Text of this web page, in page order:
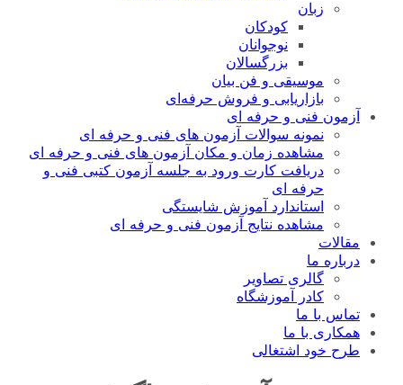
کودکان
نوجوانان
بزرگسالان
موسیقی و فن بیان
بازاریابی و فروش حرفه‌ای
فنی و حرفه ای
نمونه سوالات آزمون های فنی و حرفه ای
مشاهده زمان و مکان آزمون های فنی و حرفه ای
دریافت کارت ورود به جلسه آزمون کتبی فنی و
استاندارد آموزش شایستگی
مشاهده نتایج آزمون فنی و حرفه ای
ما
گالری تصاویر
کادر آموزشگاه
با ما
با ما
خود اشتغالی